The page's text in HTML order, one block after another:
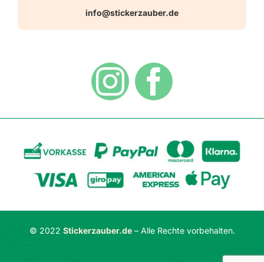
Warn-, Gebots-, Verbots- und
Hinweisaufkleber
Versandarten
Widerrufsbelehrung
AGB
Datenschutzerklärung
info@stickerzauber.de
© 2022 Stickerzauber.de– Alle Rechte vorbehalten.